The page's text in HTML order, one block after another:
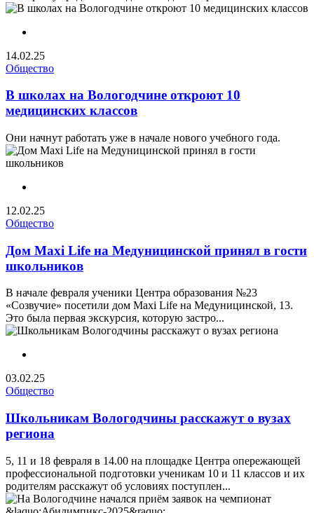
14.02.25
Общество
В школах на Вологодчине откроют 10
медицинских классов
Они начнут работать уже в начале нового учебного года.
12.02.25
Общество
Дом Maxi Life на Медуницинской принял в гости
школьников
В начале февраля ученики Центра образования №23
«Созвучие» посетили дом Maxi Life на Медуницинской, 13.
Это была первая экскурсия, которую застро...
03.02.25
Общество
Школьникам Вологодчины расскажут о вузах
региона
5, 11 и 18 февраля в 14.00 на площадке Центра опережающей
профессиональной подготовки ученикам 10 и 11 классов и их
родителям расскажут об условиях поступлен...